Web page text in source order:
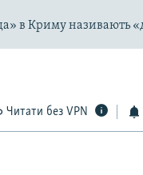
в Криму називають
Читати без VPN